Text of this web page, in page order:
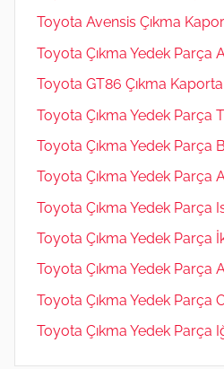
Toyota Avensis Çıkma
Toyota Çıkma Yedek Parça
Toyota GT86 Çıkma
Toyota Çıkma Yedek Parça
Toyota Çıkma Yedek Parça
Toyota Çıkma Yedek Parça
Toyota Çıkma Yedek Parça
Toyota Çıkma Yedek Parça
Toyota Çıkma Yedek Parça
Toyota Çıkma Yedek Parça
Toyota Çıkma Yedek Parça